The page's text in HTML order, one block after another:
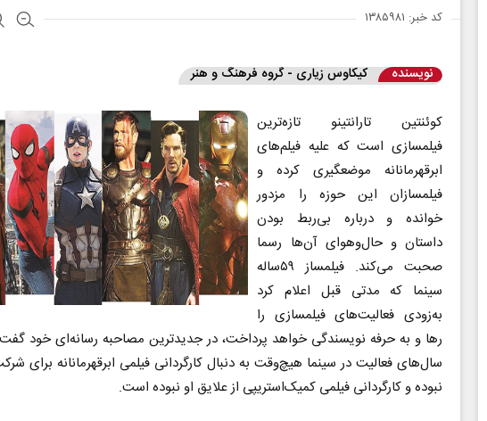
کد خبر: ۱۳۸۵۹۸۱
نویسنده کیکاوس زیاری - گروه فرهنگ و هنر
کوئنتین تارانتینو تازه‌ترین
فیلمسازی است که علیه فیلم‌های
ابرقهرمانانه موضعگیری کرده و
فیلمسازان این حوزه را مزدور
خوانده و درباره بی‌ربط بودن
داستان و حال‌وهوای آن‌ها رسما
صحبت می‌کند. فیلمساز ۵۹ساله
سینما که مدتی قبل اعلام کرد
به‌زودی فعالیت‌های فیلمسازی را
رها و به حرفه نویسندگی خواهد پرداخت، در جدیدترین مصاحبه رسانه‌ای خود
سال‌های فعالیت در سینما هیچ‌وقت به دنبال کارگردانی فیلمی ابرقهرمانانه برای
نبوده و کارگردانی فیلمی کمیک‌استریپی از علایق او نبوده است.